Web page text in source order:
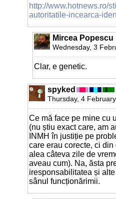
http://www.hotnews.ro/
autoritatile-incearca-
Mircea Popescu
Wednesday, 3
Clar, e genetic.
spyked
Thursday, 4
Ce mă face pe mine cu
(nu știu exact care, am
INMH în justiție pe
care erau corecte, ci
alea câteva zile de
aveau cum). Na, ăsta
iresponsabilitatea și
sânul funcționărimii.